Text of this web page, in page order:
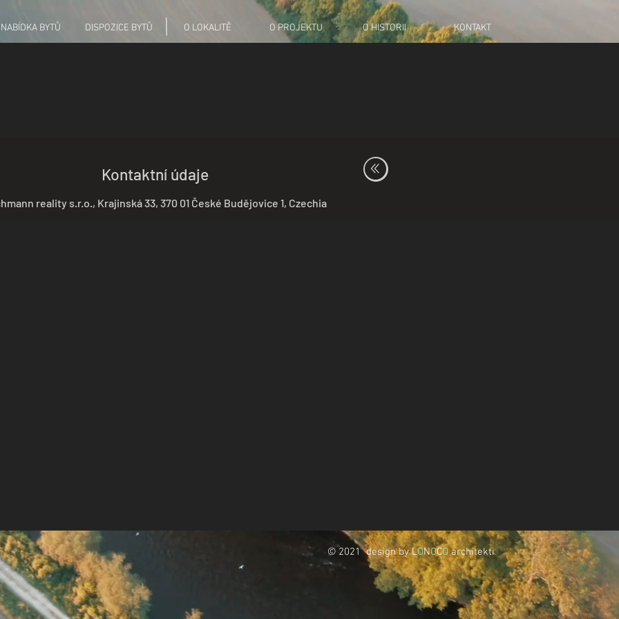
NABÍDKA BYTŮ DISPOZICE BYTŮ O LOKALITĚ O PROJEKTU O HISTORII KONTAKT
Kontaktní údaje
reality s.r.o., Krajinská 33, 370 01 České Budějovice 1, Czechia
© 2021 design by LONOCOarchitekti